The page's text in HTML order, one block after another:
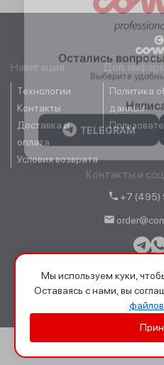
Навигация
Технологии
Контакты
Доставка и
оплата
Условия возврата
Доп.
Политика
данных
Контакты и
+7 (495)
ООО
бизнес
Здравоохранение
Салоны
и
Крупные
Остались
Выберите
TELEGRAM
Мы используем куки,
Оставаясь с нами, вы
файлов